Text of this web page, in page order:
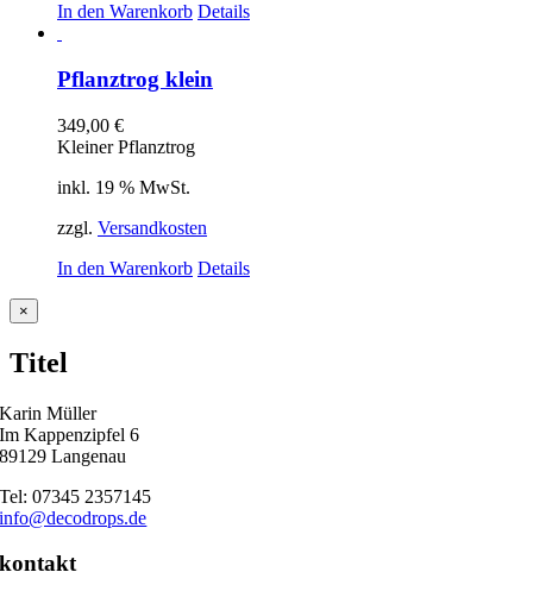
In den Warenkorb Details
Pflanztrog klein
349,00 €
Kleiner Pflanztrog
inkl. 19 % MwSt.
zzgl. Versandkosten
In den Warenkorb Details
Close
product
view
×
Titel
Karin Müller
Im Kappenzipfel 6
89129 Langenau
Tel: 07345 2357145
info@decodrops.de
kontakt